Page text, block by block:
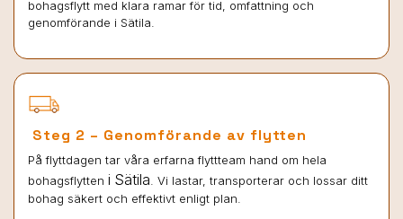
bohagsflytt med klara ramar för tid, omfattning och
genomförande i Sätila.
Steg 2 – Genomförande av flytten
På flyttdagen tar våra erfarna flyttteam hand om hela
bohagsflytten i Sätila . Vi lastar, transporterar och lossar ditt
bohag säkert och effektivt enligt plan.